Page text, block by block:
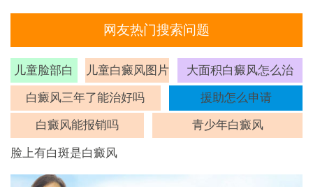
网友热门搜索问题
儿童脸部白
斑
儿童白癜风图片 大面积白癜风怎么治
白癜风三年了能治好吗 援助怎么申请
白癜风能报销吗 青少年白癜风
脸上有白斑是白癜风